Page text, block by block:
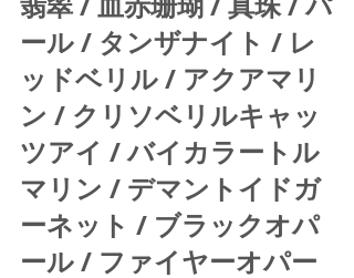
ール / タンザナイト / レ
ッドベリル / アクアマリ
ン / クリソベリルキャッ
ツアイ / バイカラートル
マリン / デマントイドガ
ーネット / ブラックオパ
ール / ファイヤーオパー